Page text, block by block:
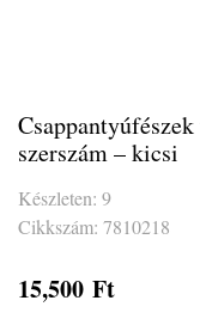
szerszám – kicsi
Készleten: 9
Cikkszám: 7810218
15,500 Ft